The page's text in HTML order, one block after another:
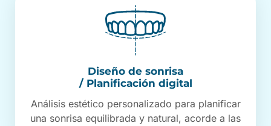
Diseño de sonrisa
/ Planificación digital
Análisis estético personalizado para planificar
una sonrisa equilibrada y natural, acorde a las